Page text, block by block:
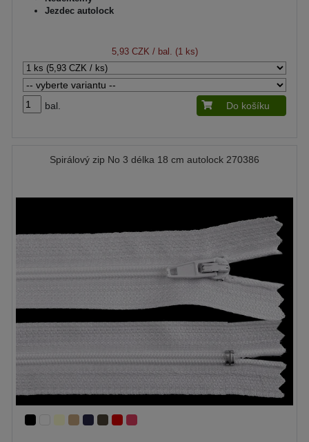
Jezdec autolock
5,93 CZK / bal. (1 ks)
bal. Do košíku
Spirálový zip No 3 délka 18 cm autolock 270386